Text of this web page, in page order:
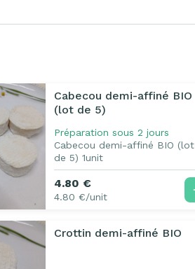
Cabecou demi-affiné BIO
(lot de 5)
Préparation sous 2 jours
Cabecou demi-affiné BIO (lot
de 5) 1unit
4.80 €
4.80 €/unit
Crottin demi-affiné BIO